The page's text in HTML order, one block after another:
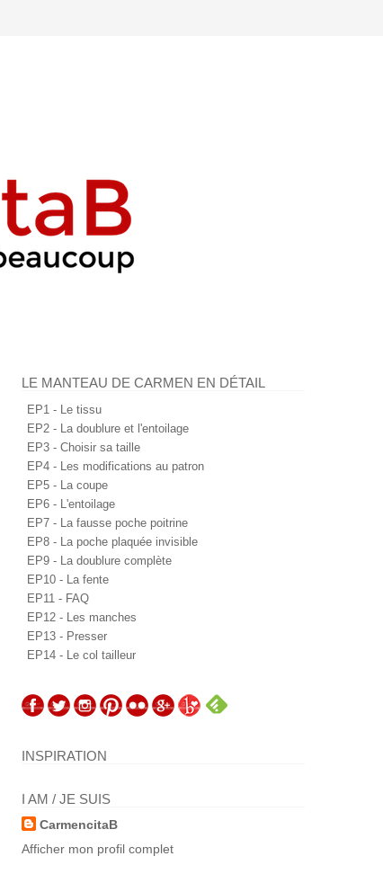
LE MANTEAU DE CARMEN EN DÉTAIL
EP1 - Le tissu
EP2 - La doublure et l'entoilage
EP3 - Choisir sa taille
EP4 - Les modifications au patron
EP5 - La coupe
EP6 - L'entoilage
EP7 - La fausse poche poitrine
EP8 - La poche plaquée invisible
EP9 - La doublure complète
EP10 - La fente
EP11 - FAQ
EP12 - Les manches
EP13 - Presser
EP14 - Le col tailleur
INSPIRATION
I AM / JE SUIS
CarmencitaB
Afficher mon profil complet